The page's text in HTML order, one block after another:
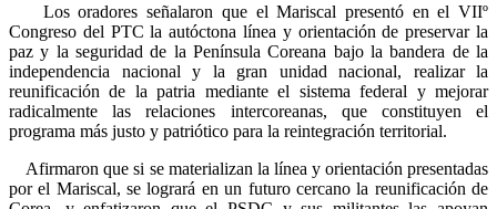
Los oradores señalaron que el Mariscal presentó en el VIIº
Congreso del PTC la autóctona línea y orientación de preservar la
paz y la seguridad de la Península Coreana bajo la bandera de la
independencia nacional y la gran unidad nacional, realizar la
reunificación de la patria mediante el sistema federal y mejorar
radicalmente las relaciones intercoreanas, que constituyen el
programa más justo y patriótico para la reintegración territorial.
Afirmaron que si se materializan la línea y orientación presentadas
por el Mariscal, se logrará en un futuro cercano la reunificación de